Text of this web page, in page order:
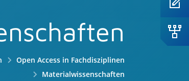
Open Access in Fachdisziplinen
Materialwissenschaften